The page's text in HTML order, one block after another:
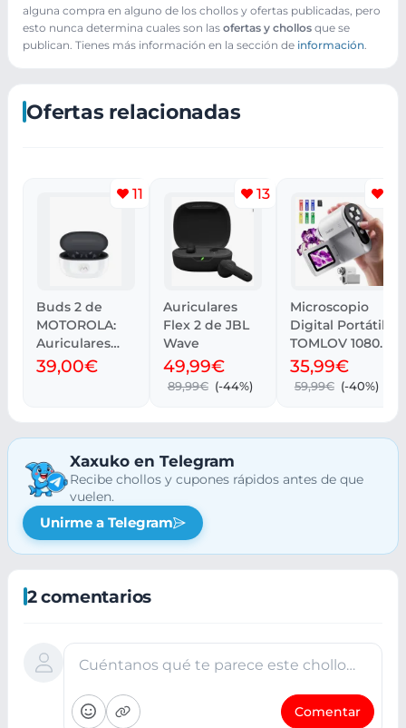
alguna compra en alguno de los chollos y ofertas publicadas, pero
esto nunca determina cuales son las ofertas y chollos que se
publican. Tienes más información en la sección de información.
Ofertas relacionadas
11
Buds 2 de
MOTOROLA:
Auriculares
Inalámbricos
de Calidad
39,00€
13
Auriculares
Flex 2 de JBL
Wave
49,99€
89,99€ (-44%)
Microscopio
Digital Portátil
TOMLOV 1080P
con Pantalla
LCD 2
35,99€
59,99€ (-40%)
Xaxuko en Telegram
Recibe chollos y cupones rápidos antes de que
vuelen.
Unirme a Telegram
2 comentarios
Cuéntanos qué te parece este chollo…
Comentar